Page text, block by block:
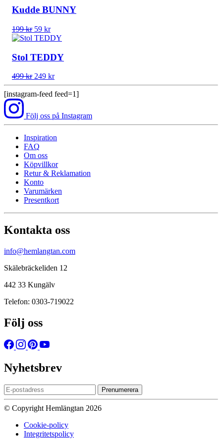
var: är:
Kudde BUNNY
199kr Det
ursprungliga
var:
199 kr.
59 krDet
nuvarande
är:
59 kr.
Stol TEDDY
499kr Det
ursprungliga
priset
499 kr.
249 krDet
nuvarande
priset
249 kr.
[instagram-feed feed=1]
Följ oss på Instagram
Inspiration
FAQ
Om oss
Köpvillkor
Retur & Reklamation
Konto
Varumärken
Presentkort
Kontakta oss
info@hemlangtan.com
Skälebräckeliden 12
442 33 Kungälv
Telefon: 0303-719022
Följ oss
Nyhetsbrev
Prenumerera
© Copyright Hemlängtan 2026
Cookie-policy
Integritetspolicy